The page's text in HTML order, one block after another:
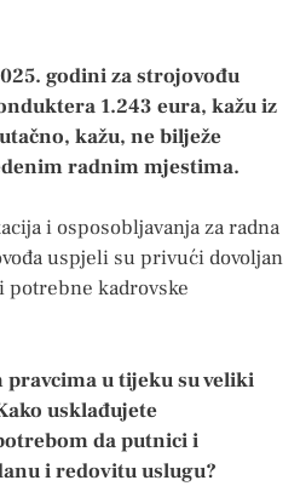
godini za strojovođu
1.243 eura, kažu iz
kažu, ne bilježe
radnim mjestima.
i osposobljavanja za radna
uspjeli su privući dovoljan
potrebne kadrovske
u tijeku su veliki
usklađujete
da putnici i
i redovitu uslugu?